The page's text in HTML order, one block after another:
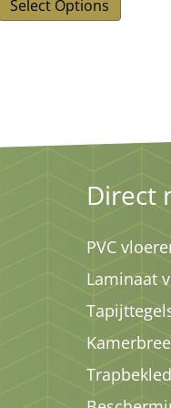
Select Options
Direct
PVC
Laminaat